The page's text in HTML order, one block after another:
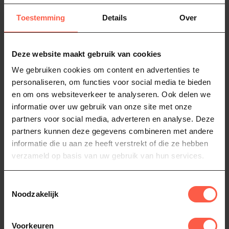
Toestemming Details Over
Deze website maakt gebruik van cookies
We gebruiken cookies om content en advertenties te
personaliseren, om functies voor social media te bieden
en om ons websiteverkeer te analyseren. Ook delen we
informatie over uw gebruik van onze site met onze
partners voor social media, adverteren en analyse. Deze
partners kunnen deze gegevens combineren met andere
informatie die u aan ze heeft verstrekt of die ze hebben
verzameld op basis van uw gebruik van hun services.
Noodzakelijk
Voorkeuren
Guru Kamado. De lengte is
24,95
Op voorraad
niet? Een heerlijk kip aan de
24,95
Op voorraad
Druippan rond
met de Grill Guru Druippan!
Grid Lifter
Verbeter je grill ervaring met
de Grill Guru Easy Grid Lifter.